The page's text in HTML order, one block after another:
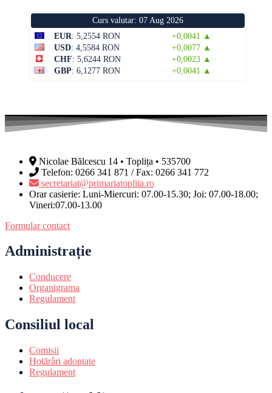
Curs valutar: 07 Aug 2026
EUR: 5,2554 RON
+0,0041 ▲
USD: 4,5584 RON
+0,0077 ▲
CHF: 5,6244 RON
+0,0023 ▲
GBP: 6,1277 RON +0,0041 ▲
Nicolae Bălcescu 14 • Toplița • 535700
Telefon: 0266 341 871 / Fax: 0266 341 772
secretariat@primariatoplita.ro
Orar casierie: Luni-Miercuri: 07.00-15.30; Joi: 07.00-18.00;
Vineri:07.00-13.00
Formular contact
Administrație
Conducere
Organigrama
Regulament
Consiliul local
Comisii
Hotărâri adoptate
Regulament